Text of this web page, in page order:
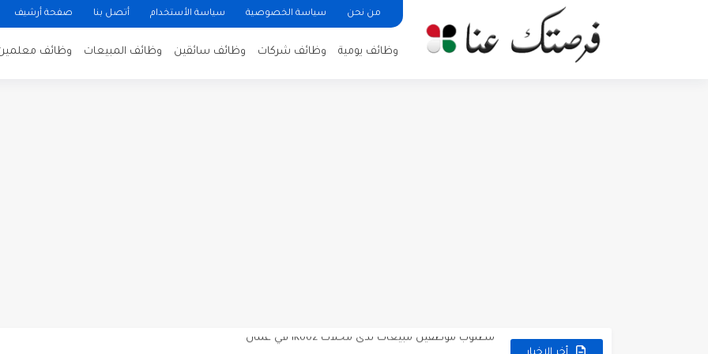
من نحن سياسة الخصوصية سياسة الأستخدام أتصل بنا صفحة أرشيف
وظائف يومية وظائف شركات وظائف سائقين وظائف المبيعات وظائف